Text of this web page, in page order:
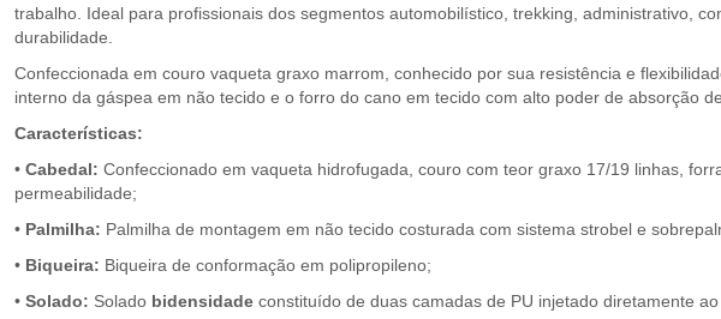
trabalho. Ideal para profissionais dos segmentos automobilístico, trekking, administrativo,
durabilidade.
Confeccionada em couro vaqueta graxo marrom, conhecido por sua resistência e
interno da gáspea em não tecido e o forro do cano em tecido com alto poder de absorção
Características:
• Cabedal: Confeccionado em vaqueta hidrofugada, couro com teor graxo 17/19 linhas,
permeabilidade;
• Palmilha: Palmilha de montagem em não tecido costurada com sistema strobel e
• Biqueira: Biqueira de conformação em polipropileno;
• Solado: Solado bidensidade constituído de duas camadas de PU injetado diretamente